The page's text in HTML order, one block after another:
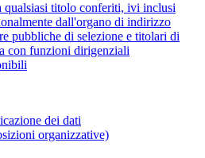
titolo conferiti, ivi inclusi
dall'organo di indirizzo
pubbliche di selezione e titolari di
con funzioni dirigenziali
dei dati
organizzative)